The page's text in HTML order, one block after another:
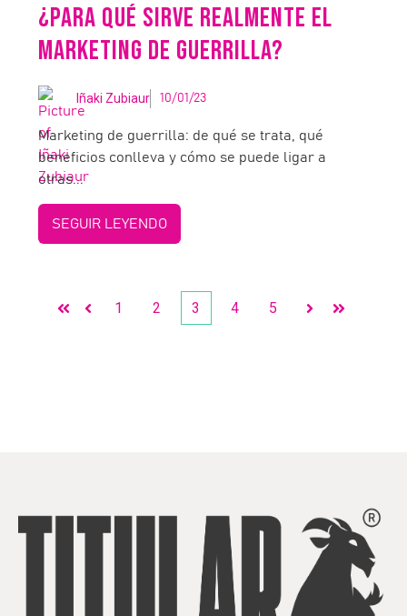
¿PARA QUÉ SIRVE REALMENTE EL
MARKETING DE GUERRILLA?
Iñaki Zubiaur 10/01/23
Marketing de guerrilla: de qué se trata, qué
beneficios conlleva y cómo se puede ligar a
otras...
SEGUIR LEYENDO
PrimeraAnterior
1 2 3 4 5
Siguiente
Última